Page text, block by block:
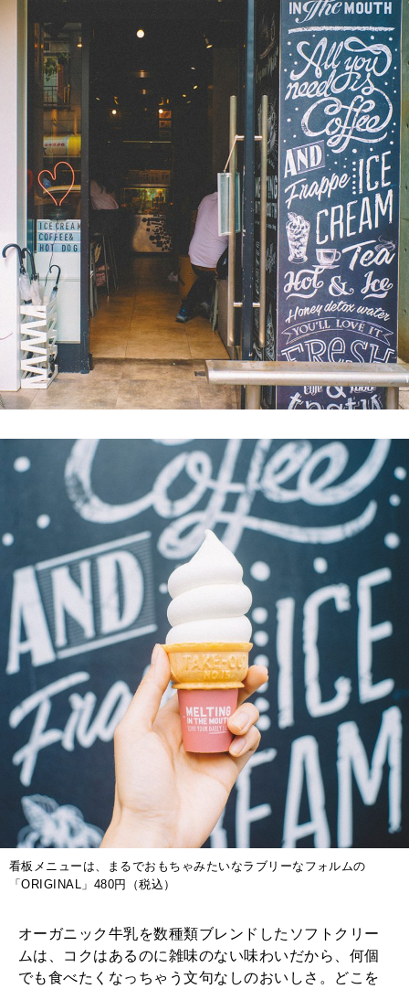
看板メニューは、まるでおもちゃみたいなラブリーなフォルムの
「ORIGINAL」480円（税込）
オーガニック牛乳を数種類ブレンドしたソフトクリー
ムは、コクはあるのに雑味のない味わいだから、何個
でも食べたくなっちゃう文句なしのおいしさ。どこを